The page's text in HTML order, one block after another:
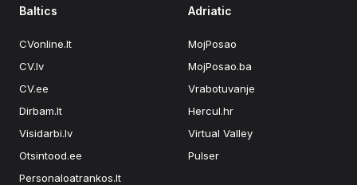
Baltics
CVonline.lt
CV.lv
CV.ee
Dirbam.lt
Visidarbi.lv
Otsintood.ee
Personaloatrankos.lt
Adriatic
MojPosao
MojPosao.ba
Vrabotuvanje
Hercul.hr
Virtual Valley
Pulser